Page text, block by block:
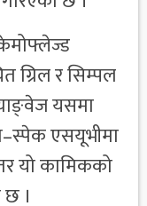
ग्रिल र सिम्पल
यसमा
एसयूभीमा
यो कामिकको
।